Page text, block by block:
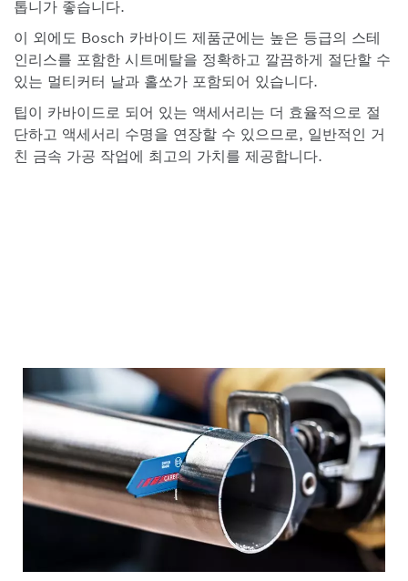
톱니가 좋습니다.
이 외에도 Bosch 카바이드 제품군에는 높은 등급의 스테
인리스를 포함한 시트메탈을 정확하고 깔끔하게 절단할 수
있는 멀티커터 날과 홀쏘가 포함되어 있습니다.
팁이 카바이드로 되어 있는 액세서리는 더 효율적으로 절
단하고 액세서리 수명을 연장할 수 있으므로, 일반적인 거
친 금속 가공 작업에 최고의 가치를 제공합니다.